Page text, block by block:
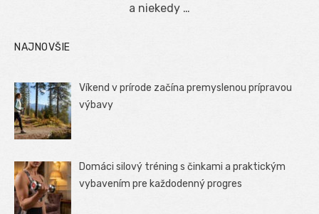
a niekedy …
NAJNOVŠIE
Víkend v prírode začína premyslenou prípravou
výbavy
Domáci silový tréning s činkami a praktickým
vybavením pre každodenný progres